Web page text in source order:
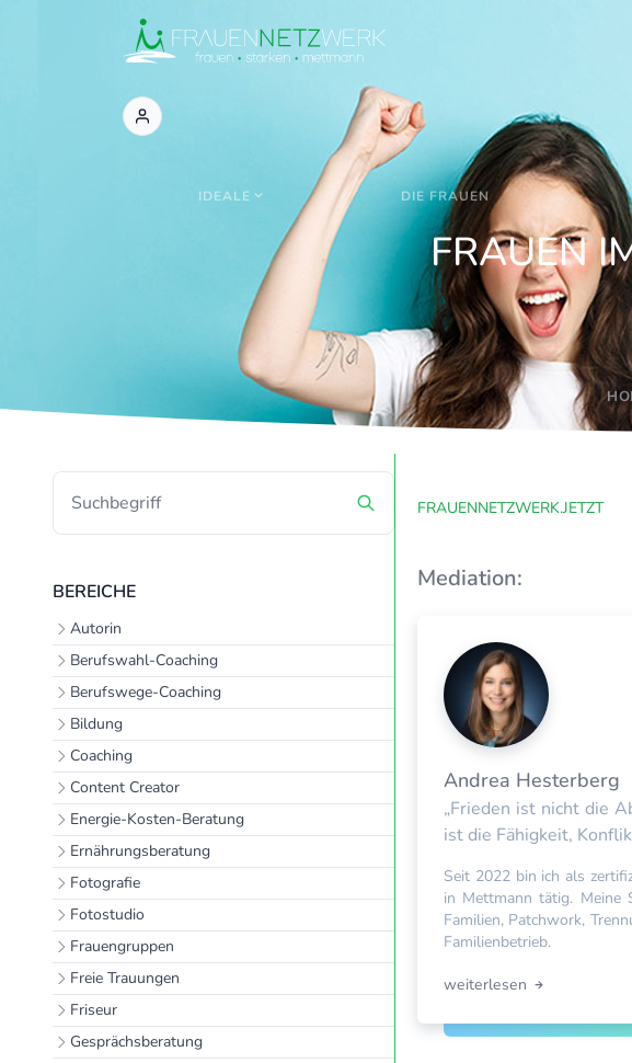
IDEALE DIE FRAUEN
FRAUEN
BEREICHE
Autorin
Berufswahl-Coaching
Berufswege-Coaching
Bildung
Coaching
Content Creator
Energie-Kosten-Beratung
Ernährungsberatung
Fotografie
Fotostudio
Frauengruppen
Freie Trauungen
Friseur
Gesprächsberatung
FRAUENNETZWERK.JETZT
Mediation:
Andrea Hesterberg
„Frieden ist nicht die
ist die Fähigkeit,
Seit 2022 bin ich als
in Mettmann tätig. Meine
Familien, Patchwork,
Familienbetrieb.
weiterlesen